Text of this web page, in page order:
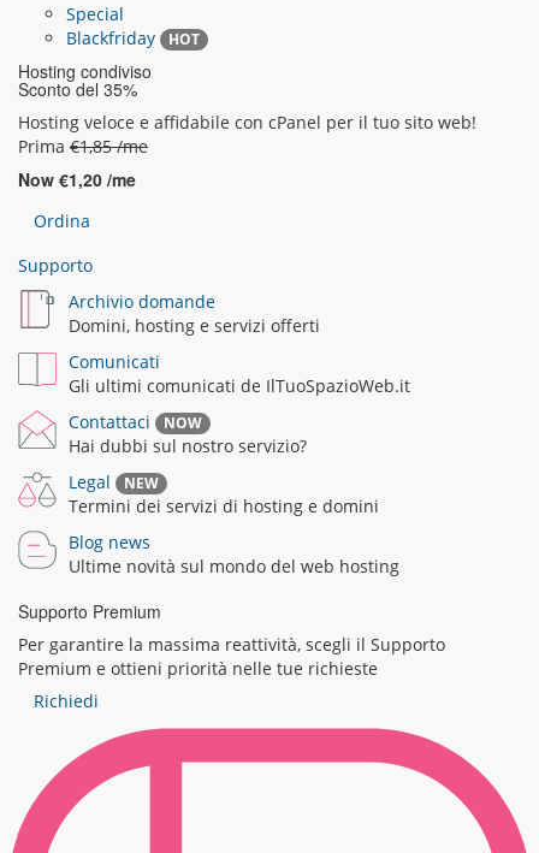
Special
Blackfriday
HOT
Hosting condiviso
Sconto del 35%
Hosting veloce e affidabile con cPanel per il tuo sito web!
Prima €1,85 /me
Now €1,20 /me
Ordina
Supporto
Archivio domande
Domini, hosting e servizi offerti
Comunicati
Gli ultimi comunicati de IlTuoSpazioWeb.it
Contattaci
NOW
Hai dubbi sul nostro servizio?
Legal
NEW
Termini dei servizi di hosting e domini
Blog news
Ultime novità sul mondo del web hosting
Supporto Premium
Per garantire la massima reattività, scegli il Supporto
Premium e ottieni priorità nelle tue richieste
Richiedi